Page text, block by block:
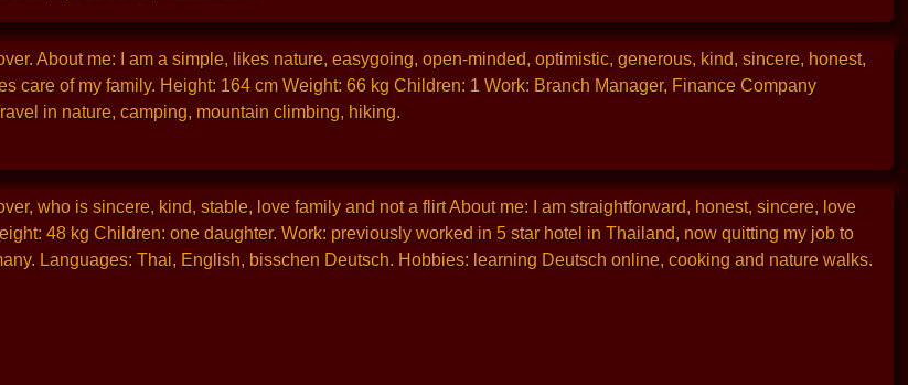
About me: I am a simple, likes nature, easygoing, open-minded, optimistic, generous, kind, sincere, honest,
care of my family. Height: 164 cm Weight: 66 kg Children: 1 Work: Branch Manager, Finance Company
in nature, camping, mountain climbing, hiking.
who is sincere, kind, stable, love family and not a flirt About me: I am straightforward, honest, sincere, love
48 kg Children: one daughter. Work: previously worked in 5 star hotel in Thailand, now quitting my job to
Languages: Thai, English, bisschen Deutsch. Hobbies: learning Deutsch online, cooking and nature walks.